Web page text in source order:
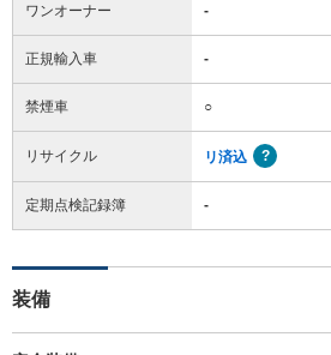
ワンオーナー -
正規輸入車 -
禁煙車 ○
リサイクル リ済込
定期点検記録簿 -
装備